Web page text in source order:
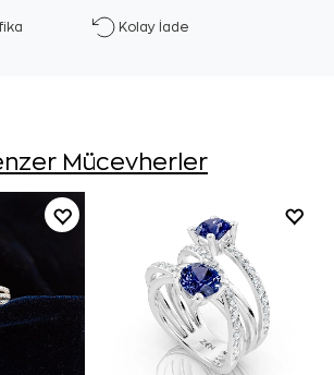
Kolay İade
Mücevherler